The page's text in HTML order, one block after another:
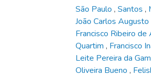
São Paulo , Santos ,
João Carlos
Francisco Ribeiro de
Quartim , Francisco
Leite Pereira da
Oliveira Bueno ,